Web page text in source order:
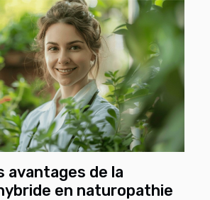
avantages de la
en naturopathie